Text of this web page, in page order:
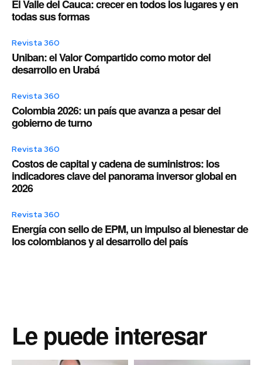
El Valle del Cauca: crecer en todos los lugares y en
todas sus formas
Revista 360
Uniban: el Valor Compartido como motor del
desarrollo en Urabá
Revista 360
Colombia 2026: un país que avanza a pesar del
gobierno de turno
Revista 360
Costos de capital y cadena de suministros: los
indicadores clave del panorama inversor global en
2026
Revista 360
Energía con sello de EPM, un impulso al bienestar de
los colombianos y al desarrollo del país
Le puede interesar